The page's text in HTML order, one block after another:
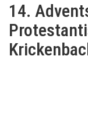
14.